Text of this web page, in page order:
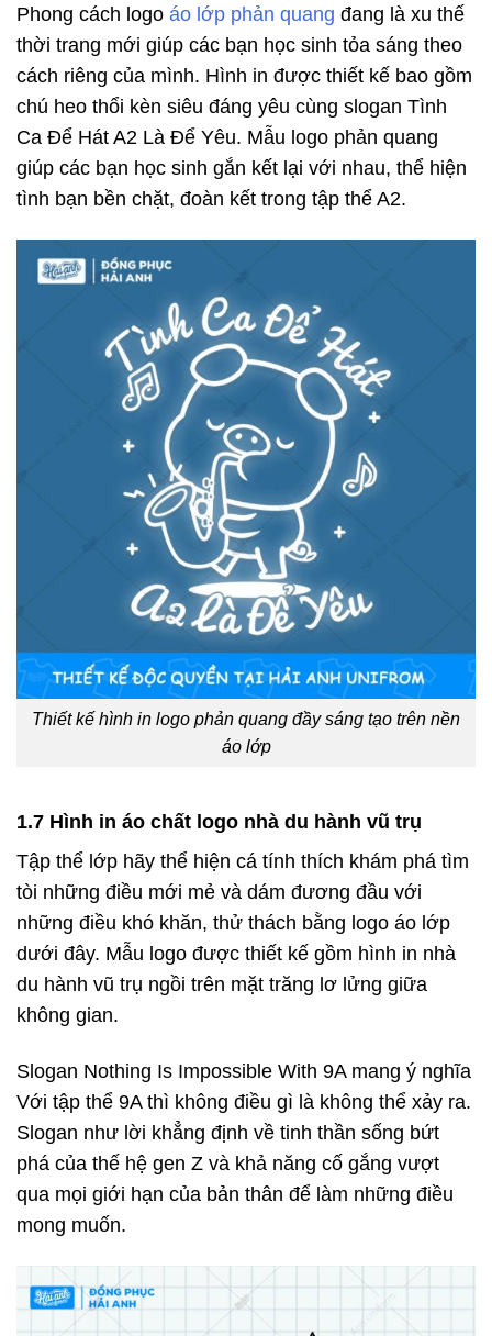
Phong cách logo áo lớp phản quang đang là xu thế
thời trang mới giúp các bạn học sinh tỏa sáng theo
cách riêng của mình. Hình in được thiết kế bao gồm
chú heo thổi kèn siêu đáng yêu cùng slogan Tình
Ca Để Hát A2 Là Để Yêu. Mẫu logo phản quang
giúp các bạn học sinh gắn kết lại với nhau, thể hiện
tình bạn bền chặt, đoàn kết trong tập thể A2.
Thiết kế hình in logo phản quang đầy sáng tạo trên nền
áo lớp
1.7 Hình in áo chất logo nhà du hành vũ trụ
Tập thể lớp hãy thể hiện cá tính thích khám phá tìm
tòi những điều mới mẻ và dám đương đầu với
những điều khó khăn, thử thách bằng logo áo lớp
dưới đây. Mẫu logo được thiết kế gồm hình in nhà
du hành vũ trụ ngồi trên mặt trăng lơ lửng giữa
không gian.
Slogan Nothing Is Impossible With 9A mang ý nghĩa
Với tập thể 9A thì không điều gì là không thể xảy ra.
Slogan như lời khẳng định về tinh thần sống bứt
phá của thế hệ gen Z và khả năng cố gắng vượt
qua mọi giới hạn của bản thân để làm những điều
mong muốn.